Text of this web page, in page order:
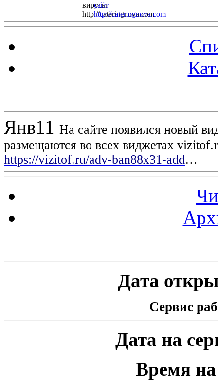
Янв11 На сайте появился новый
размещаются во всех виджетах
https://vizitof.ru/adv-ban88x31-add…
Дата
Сервис
Дата на
Время на